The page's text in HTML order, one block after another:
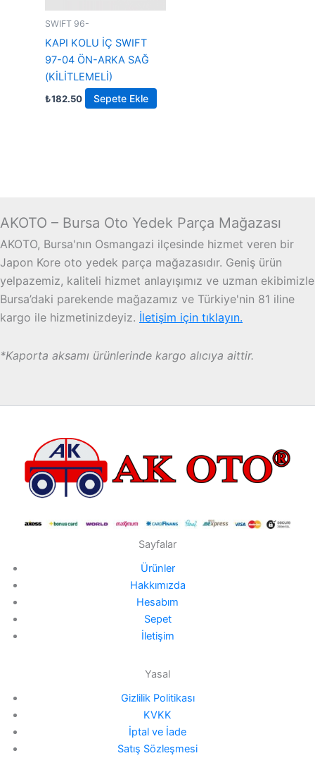
SWIFT 96-
KAPI KOLU İÇ SWIFT
97-04 ÖN-ARKA SAĞ
(KİLİTLEMELİ)
₺182.50 Sepete Ekle
AKOTO – Bursa Oto Yedek Parça Mağazası
AKOTO, Bursa'nın Osmangazi ilçesinde hizmet veren bir
Japon Kore oto yedek parça mağazasıdır. Geniş ürün
yelpazemiz, kaliteli hizmet anlayışımız ve uzman ekibimizle
Bursa’daki parekende mağazamız ve Türkiye'nin 81 iline
kargo ile hizmetinizdeyiz. İletişim için tıklayın.
*Kaporta aksamı ürünlerinde kargo alıcıya aittir.
Sayfalar
Ürünler
Hakkımızda
Hesabım
Sepet
İletişim
Yasal
Gizlilik Politikası
KVKK
İptal ve İade
Satış Sözleşmesi